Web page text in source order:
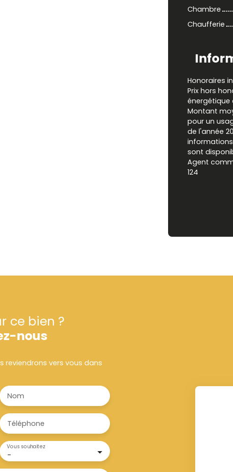
Chambre
Chaufferie
Honoraires
Prix hors
énergétique
Montant
pour un
de l'année
sont
Agent
124
ce bien ?
nous
reviendrons vers vous dans
Nom
Téléphone
-
Vous souhaitez